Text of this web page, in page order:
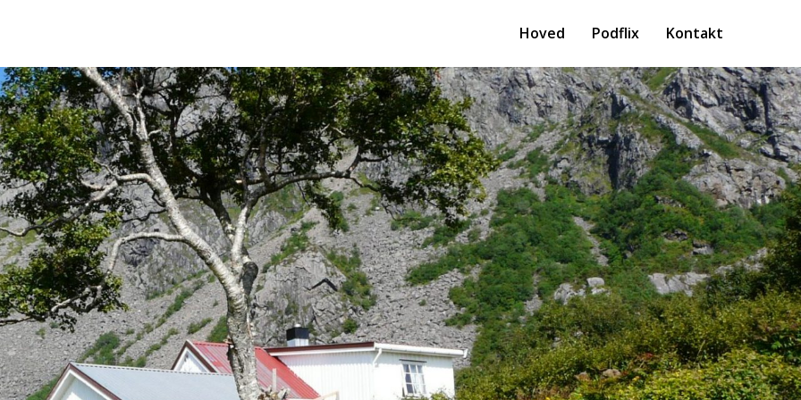
Hoved Podflix Kontakt